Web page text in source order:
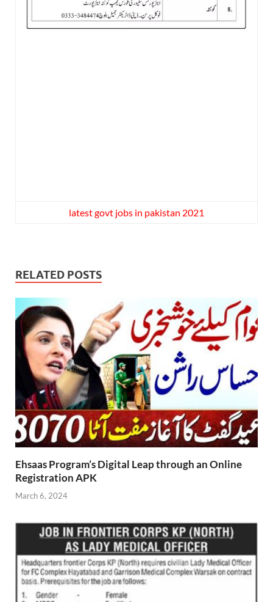
latest govt jobs in pakistan 2021
RELATED POSTS
Ehsaas Program’s Digital Leap through an Online
Registration APK
March 6, 2024